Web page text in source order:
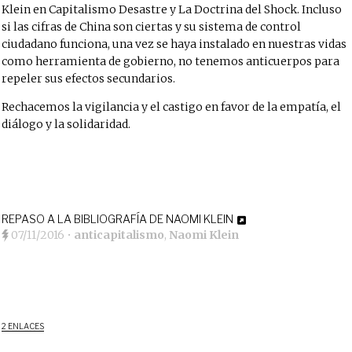
Klein en Capitalismo Desastre y La Doctrina del Shock. Incluso
si las cifras de China son ciertas y su sistema de control
ciudadano funciona, una vez se haya instalado en nuestras vidas
como herramienta de gobierno, no tenemos anticuerpos para
repeler sus efectos secundarios.
Rechacemos la vigilancia y el castigo en favor de la empatía, el
diálogo y la solidaridad.
REPASO A LA BIBLIOGRAFÍA DE NAOMI KLEIN
07/11/2016 • anticapitalismo, Naomi Klein
2 ENLACES